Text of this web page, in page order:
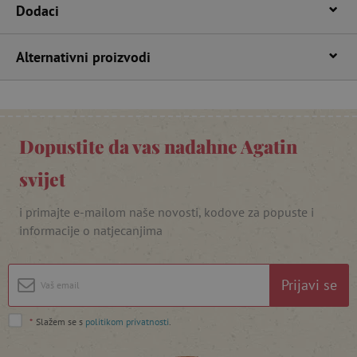
Dodaci
Alternativni proizvodi
Dopustite da vas nadahne Agatin
svijet
i primajte e-mailom naše novosti, kodove za popuste i
informacije o natjecanjima
Prijavi se
* Slažem se s politikom privatnosti
featureFlagIdentifier www.agatinsvijet.hr